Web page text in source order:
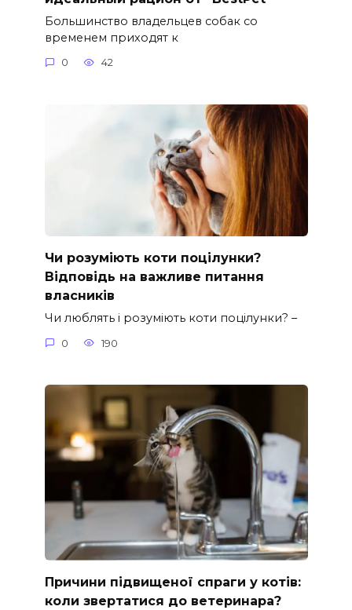
Большинство владельцев собак со
временем приходят к
0 42
Чи розуміють коти поцілунки?
Відповідь на важливе питання
власників
Чи люблять і розуміють коти поцілунки? –
0 190
Причини підвищеної спраги у котів:
коли звертатися до ветеринара?